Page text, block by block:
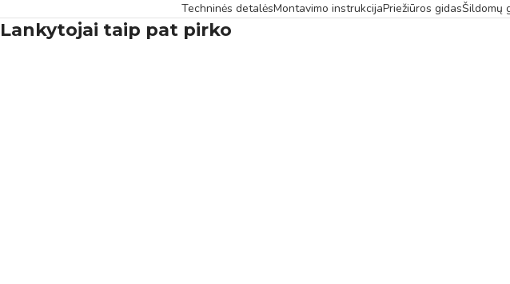
Techninės detalėsMontavimo instrukcijaPriežiūros gidasŠildomų
Lankytojai taip pat pirko